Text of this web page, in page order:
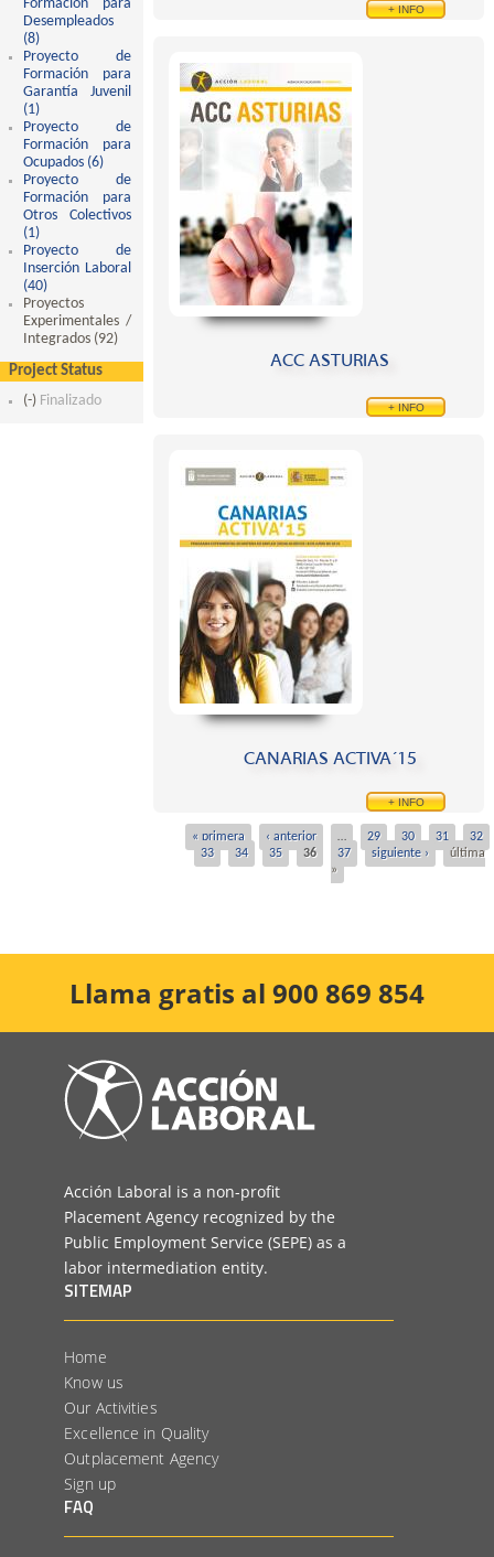
+ INFO
ACC ASTURIAS
+ INFO
CANARIAS ACTIVA´15
+ INFO
Pages
« primera ‹ anterior … 29 30 31
32
33
34 35 36 37 siguiente ›
última
»
Formación para
Desempleados
(8)
Proyecto de
Formación para
Garantía Juvenil
(1) Apply Proyecto de Formación para Garantía Juvenil filter
Proyecto de
Formación para
Ocupados (6) Apply Proyecto de Formación para Ocupados filter
Proyecto de
Formación para
Otros Colectivos
(1) Apply Proyecto de Formación para Otros Colectivos filter
Proyecto de
Inserción Laboral
(40) Apply Proyecto de Inserción Laboral filter
Proyectos
Experimentales /
Integrados (92)
Project Status
(-) Remove Finalizado filter
Finalizado
Llama gratis al 900 869 854
Acción Laboral is a non-profit
Placement Agency recognized by the
Public Employment Service (SEPE) as a
labor intermediation entity.
SITEMAP
Home
Know us
Our Activities
Excellence in Quality
Outplacement Agency
Sign up
FAQ